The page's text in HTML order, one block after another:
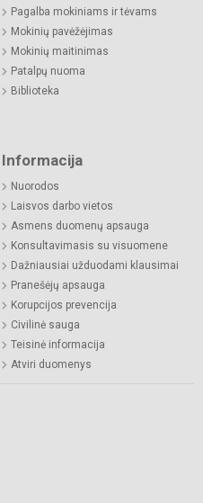
Pagalba mokiniams ir tėvams
Mokinių pavėžėjimas
Mokinių maitinimas
Patalpų nuoma
Biblioteka
Informacija
Nuorodos
Laisvos darbo vietos
Asmens duomenų apsauga
Konsultavimasis su visuomene
Dažniausiai užduodami klausimai
Pranešėjų apsauga
Korupcijos prevencija
Civilinė sauga
Teisinė informacija
Atviri duomenys